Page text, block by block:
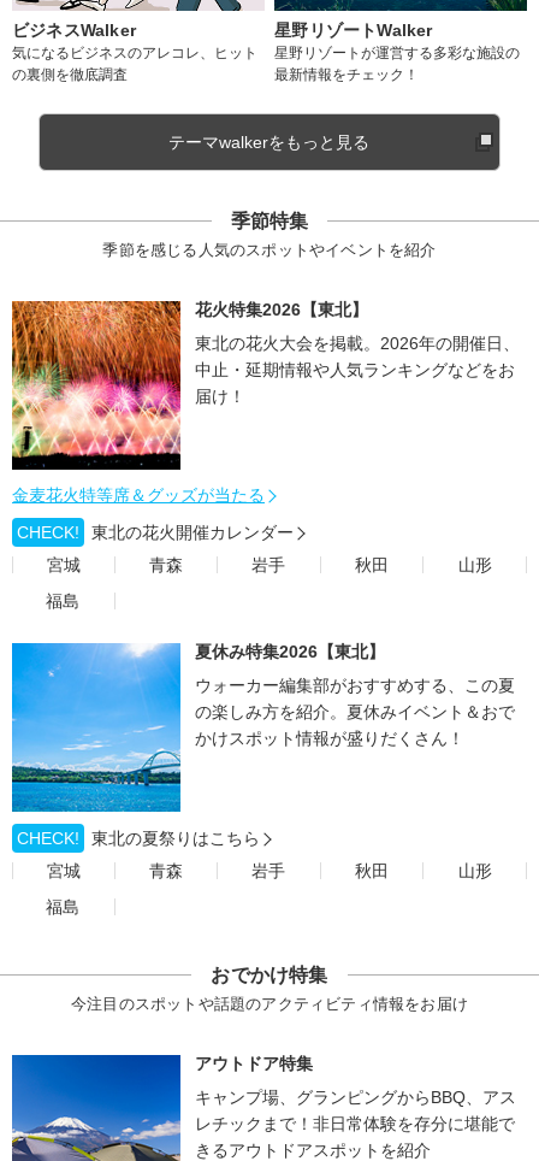
ビジネスWalker
気になるビジネスのアレコレ、ヒット
の裏側を徹底調査
星野リゾートWalker
星野リゾートが運営する多彩な施設の
最新情報をチェック！
テーマwalkerをもっと見る
季節特集
季節を感じる人気のスポットやイベントを紹介
花火特集2026【東北】
東北の花火大会を掲載。2026年の開催日、
中止・延期情報や人気ランキングなどをお
届け！
金麦花火特等席＆グッズが当たる
CHECK!
東北の花火開催カレンダー
宮城
青森 岩手 秋田
山形
福島
夏休み特集2026【東北】
ウォーカー編集部がおすすめする、この夏
の楽しみ方を紹介。夏休みイベント＆おで
かけスポット情報が盛りだくさん！
CHECK!
東北の夏祭りはこちら
宮城
青森 岩手 秋田
山形
福島
おでかけ特集
今注目のスポットや話題のアクティビティ情報をお届け
アウトドア特集
キャンプ場、グランピングからBBQ、アス
レチックまで！非日常体験を存分に堪能で
きるアウトドアスポットを紹介